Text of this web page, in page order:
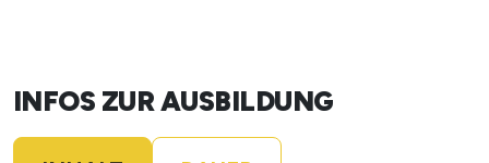
INFOS ZUR AUSBILDUNG